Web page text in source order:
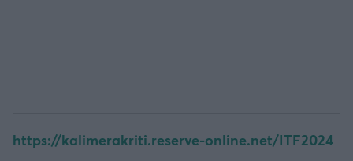
https://kalimerakriti.reserve-online.net/ΙTF2024